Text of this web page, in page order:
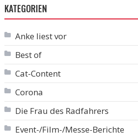
KATEGORIEN
Anke liest vor
Best of
Cat-Content
Corona
Die Frau des Radfahrers
Event-/Film-/Messe-Berichte